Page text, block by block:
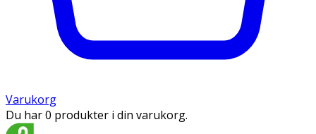
Varukorg
Du har 0 produkter i din varukorg.